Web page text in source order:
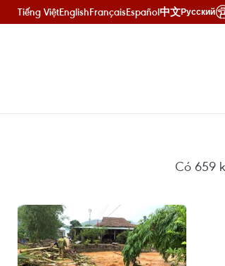
Tiếng ViệtEnglishFrançaisEspañol中文Русский
Có 659